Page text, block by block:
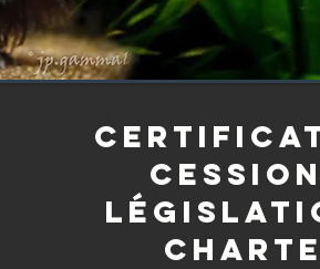
certificat
charte